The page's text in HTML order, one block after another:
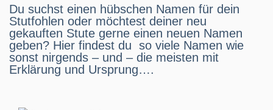
Du suchst einen hübschen Namen für dein
Stutfohlen oder möchtest deiner neu
gekauften Stute gerne einen neuen Namen
geben? Hier findest du so viele Namen wie
sonst nirgends – und – die meisten mit
Erklärung und Ursprung….